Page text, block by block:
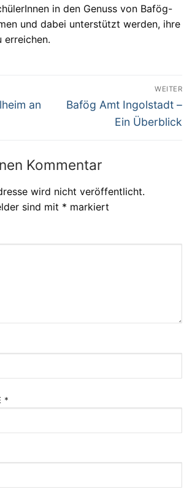
in den Genuss von Bafög-
und dabei unterstützt werden, ihre
erreichen.
an
WEITER
Nächster
Bafög Amt Ingolstadt –
Ein Überblick
Kommentar
wird nicht veröffentlicht.
sind mit * markiert
*